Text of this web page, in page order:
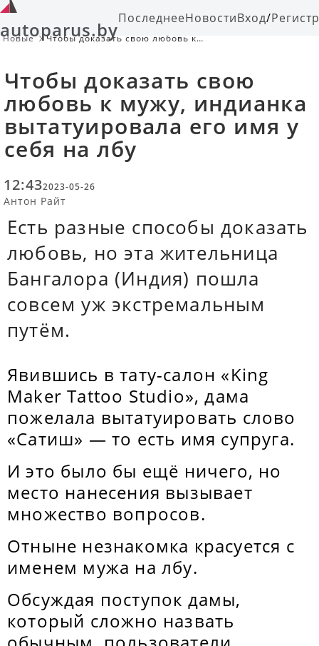
autoparus.byПоследнееНовостиВход/
Новые
Чтобы доказать свою любовь к
Чтобы доказать свою
любовь к мужу, индианка
вытатуировала его имя у
себя на лбу
12:432023-05-26
Антон Райт
Есть разные способы доказать
любовь, но эта жительница
Бангалора (Индия) пошла
совсем уж экстремальным
путём.
Явившись в тату-салон «King
Maker Tattoo Studio», дама
пожелала вытатуировать слово
«Сатиш» — то есть имя супруга.
И это было бы ещё ничего, но
место нанесения вызывает
множество вопросов.
Отныне незнакомка красуется с
именем мужа на лбу.
Обсуждая поступок дамы,
который сложно назвать